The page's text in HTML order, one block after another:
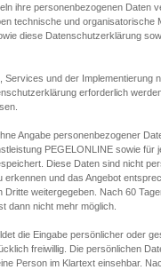
ihre personenbezogenen Daten
technische und
diese Datenschutzerklärung
Services und der Implementierung
erforderlich
Angabe personenbezogener
PEGELONLINE sowie
Diese Daten sind nicht
und das Angebot
weitergegeben. Nach 60
dann nicht mehr möglich.
die Eingabe persönlicher oder
freiwillig. Die persönlichen
Person im Klartext einsehbar.